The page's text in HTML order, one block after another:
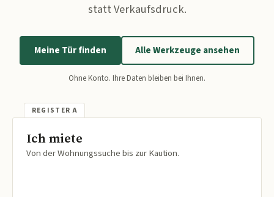
statt Verkaufsdruck.
Meine Tür finden Alle Werkzeuge ansehen
Ohne Konto. Ihre Daten bleiben bei Ihnen.
Ich miete
Von der Wohnungssuche bis zur Kaution.